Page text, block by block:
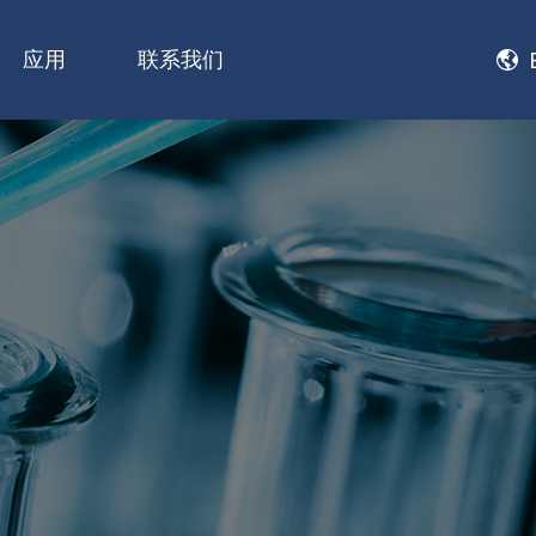
应用 联系我们